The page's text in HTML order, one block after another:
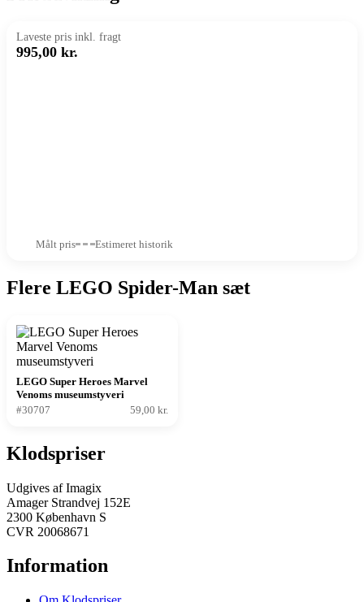
Laveste pris inkl. fragt
995,00 kr.
Målt pris Estimeret historik
Flere LEGO Spider-Man sæt
LEGO Super Heroes Marvel
Venoms museumstyveri
#30707
59,00 kr.
Klodspriser
Udgives af Imagix
Amager Strandvej 152E
2300 København S
CVR 20068671
Information